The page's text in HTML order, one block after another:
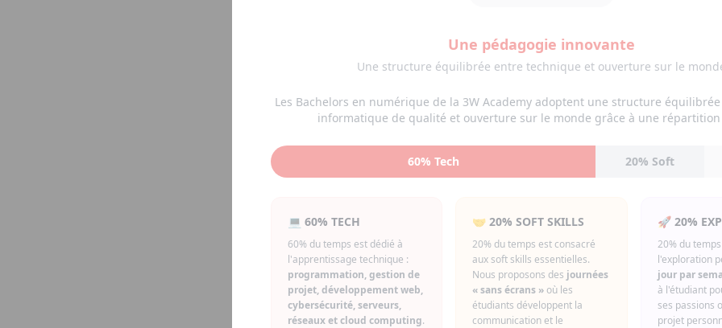
Une pédagogie innovante
Une structure équilibrée entre technique et ouverture sur le
Les Bachelors en numérique de la 3W Academy adoptent une structure
informatique de qualité et ouverture sur le monde grâce à une
60% Tech 20% Soft
💻 60% TECH
60% du temps est dédié à
l'apprentissage technique :
programmation, gestion de
projet, développement web,
cybersécurité, serveurs,
réseaux et cloud computing.
🤝 20% SOFT SKILLS
20% du temps est consacré
aux soft skills essentielles.
Nous proposons des journées
« sans écrans » où les
étudiants développent la
communication et le
🚀 20%
20% du
l'exploration
jour par
à l'étudiant
ses passions
projet